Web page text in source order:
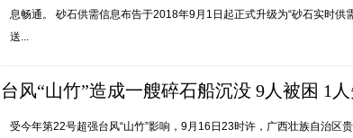
息畅通。 砂石供需信息布告于2018年9月1日起正式升级为“砂石实时
送...
台风“山竹”造成一艘碎石船沉没 9人被困 1
受今年第22号超强台风“山竹”影响，9月16日23时许，广西壮族自治区